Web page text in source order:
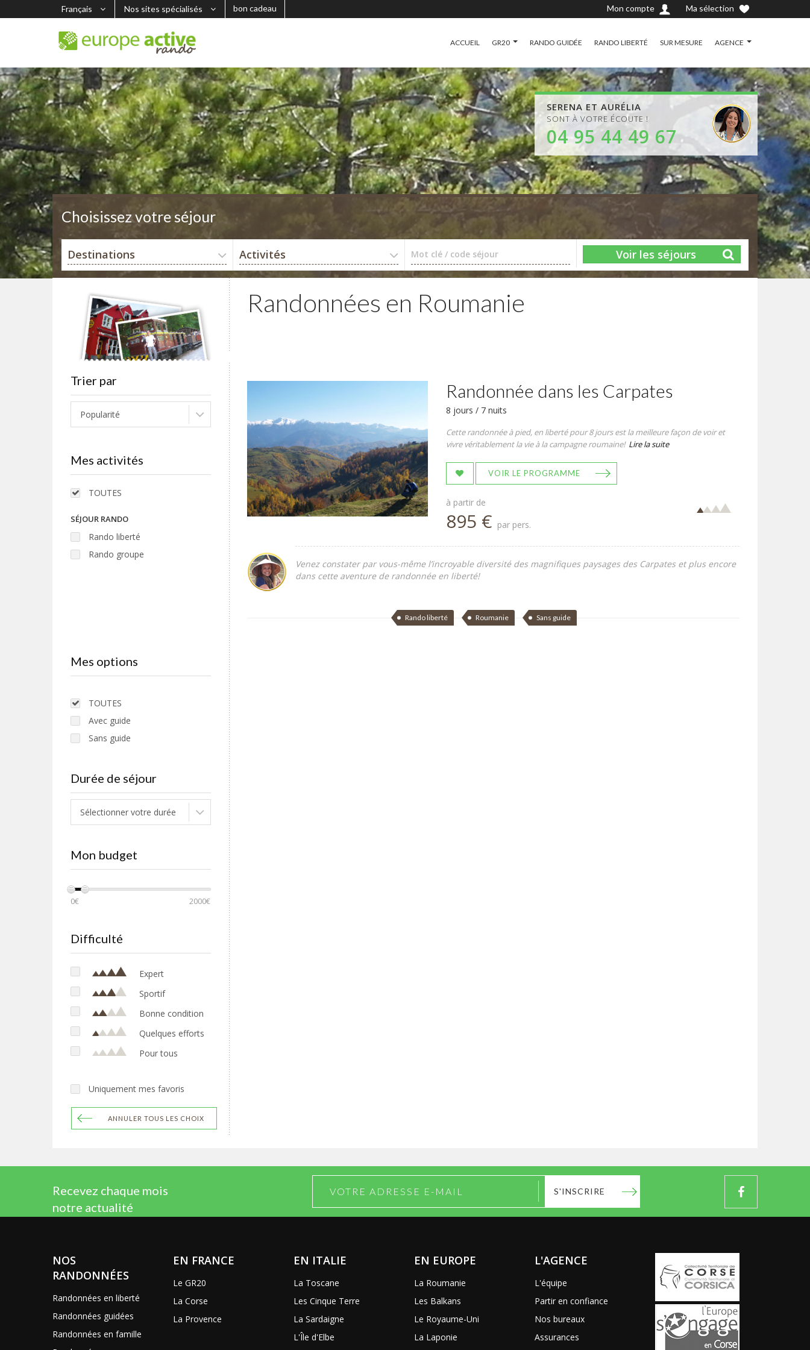
Français Nos sites spécialisés bon cadeau Ma sélection
Mon compte
ACCUEIL GR20 RANDO GUIDÉE RANDO LIBERTÉ SUR MESURE AGENCE
SERENA ET AURÉLIA
SONT À VOTRE ÉCOUTE !
04 95 44 49 67
Choisissez votre séjour
Destinations Activités Mot clé / code séjour Voir les séjours
Randonnées en Roumanie
Trier par
Popularité
Mes activités
TOUTES
SÉJOUR RANDO
Rando liberté
Rando groupe
Mes options
TOUTES
Avec guide
Sans guide
Durée de séjour
Sélectionner votre durée
Mon budget
0€ 2000€
Difficulté
Expert
Sportif
Bonne condition
Quelques efforts
Pour tous
Uniquement mes favoris
ANNULER TOUS LES CHOIX
Randonnée dans les Carpates
8 jours / 7 nuits
Cette randonnée à pied, en liberté pour 8 jours est la meilleure façon de voir et
vivre véritablement la vie à la campagne roumaine! Lire la suite
VOIR LE PROGRAMME
à partir de
895 € par pers.
Venez constater par vous-même l’incroyable diversité des magnifiques paysages des Carpates et plus encore
dans cette aventure de randonnée en liberté!
Rando liberté Roumanie Sans guide
Recevez chaque mois
notre actualité
S'INSCRIRE
NOS
RANDONNÉES
Randonnées en liberté
Randonnées guidées
Randonnées en famille
EN FRANCE
Le GR20
La Corse
La Provence
EN ITALIE
La Toscane
Les Cinque Terre
La Sardaigne
L'Île d'Elbe
EN EUROPE
La Roumanie
Les Balkans
Le Royaume-Uni
La Laponie
L'AGENCE
L'équipe
Partir en confiance
Nos bureaux
Assurances